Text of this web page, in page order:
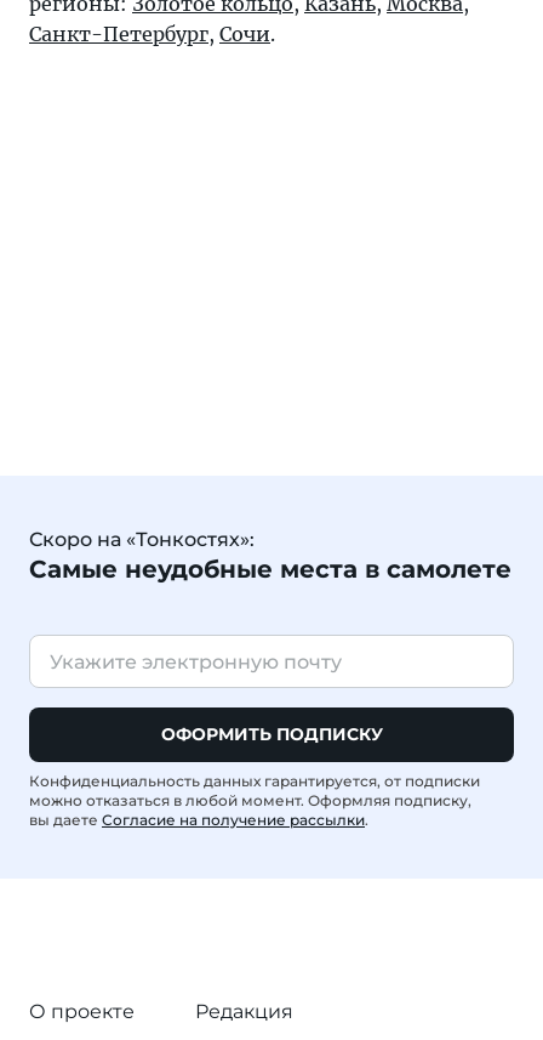
Санкт-Петербург, Сочи.
Скоро на «Тонкостях»:
Самые неудобные места в самолете
ОФОРМИТЬ ПОДПИСКУ
Конфиденциальность данных гарантируется, от подписки
можно отказаться в любой момент. Оформляя подписку,
вы даете Согласие на получение рассылки.
О проекте
Редакция